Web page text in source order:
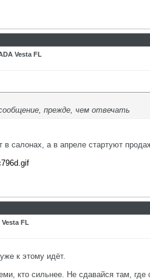
Vesta FL
прежде, чем отвечать
в салонах, а в апреле стартуют
FL
к этому идёт.
кто сильнее. Не сдавайся там,